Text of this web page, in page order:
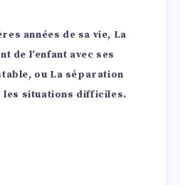
années de sa vie, La
de l’enfant avec ses
ou La séparation
les situations difficiles.